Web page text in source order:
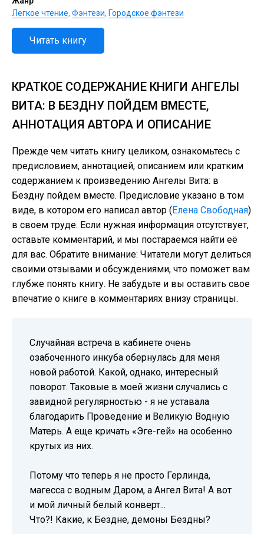
Легкое чтение, Фэнтези, Городское фэнтези
Читать книгу
КРАТКОЕ СОДЕРЖАНИЕ КНИГИ АНГЕЛЫ
ВИТА: В БЕЗДНУ ПОЙДЕМ ВМЕСТЕ,
АННОТАЦИЯ АВТОРА И ОПИСАНИЕ
Прежде чем читать книгу целиком, ознакомьтесь с
предисловием, аннотацией, описанием или кратким
содержанием к произведению Ангелы Вита: в
Бездну пойдем вместе. Предисловие указано в том
виде, в котором его написал автор (Елена Свободная)
в своем труде. Если нужная информация отсутствует,
оставьте комментарий, и мы постараемся найти её
для вас. Обратите внимание: Читатели могут делиться
своими отзывами и обсуждениями, что поможет вам
глубже понять книгу. Не забудьте и вы оставить свое
впечатие о книге в комментариях внизу страницы.
Случайная встреча в кабинете очень
озабоченного инкуба обернулась для меня
новой работой. Какой, однако, интересный
поворот. Таковые в моей жизни случались с
завидной регулярностью - я не уставала
благодарить Проведение и Великую Водную
Матерь. А еще кричать «Эге-гей» на особенно
крутых из них.
Потому что теперь я не просто Герлинда,
магесса с водным Даром, а Ангел Вита! А вот
и мой личный белый конверт...
Что?! Какие, к Бездне, демоны Бездны?